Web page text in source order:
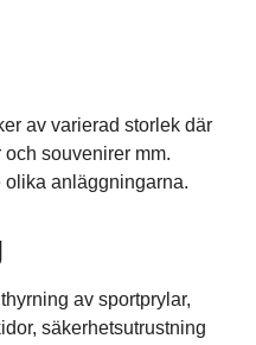
av varierad storlek där
souvenirer mm.
olika anläggningarna.
av sportprylar,
säkerhetsutrustning